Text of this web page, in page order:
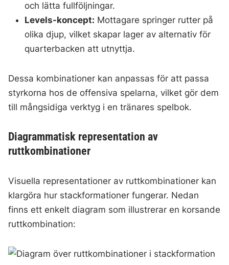
och lätta fullföljningar.
Levels-koncept: Mottagare springer rutter på
olika djup, vilket skapar lager av alternativ för
quarterbacken att utnyttja.
Dessa kombinationer kan anpassas för att passa
styrkorna hos de offensiva spelarna, vilket gör dem
till mångsidiga verktyg i en tränares spelbok.
Diagrammatisk representation av
ruttkombinationer
Visuella representationer av ruttkombinationer kan
klargöra hur stackformationer fungerar. Nedan
finns ett enkelt diagram som illustrerar en korsande
ruttkombination: